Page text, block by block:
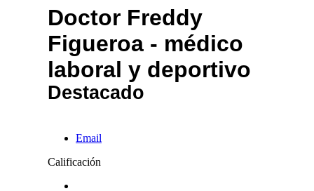
Doctor Freddy
Figueroa - médico
laboral y deportivo
Destacado
Email
Calificación